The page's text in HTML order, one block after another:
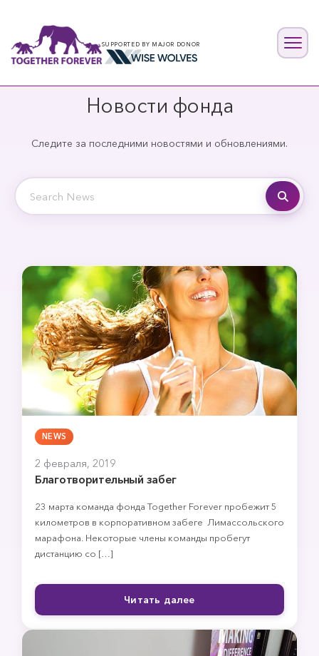
SUPPORTED BY MAJOR DONOR
Новости фонда
Следите за последними новостями и обновлениями.
NEWS
2 февраля, 2019
Благотворительный забег
23 марта команда фонда Together Forever пробежит 5
километров в корпоративном забеге Лимассольского
марафона. Некоторые члены команды пробегут
дистанцию со […]
Читать далее